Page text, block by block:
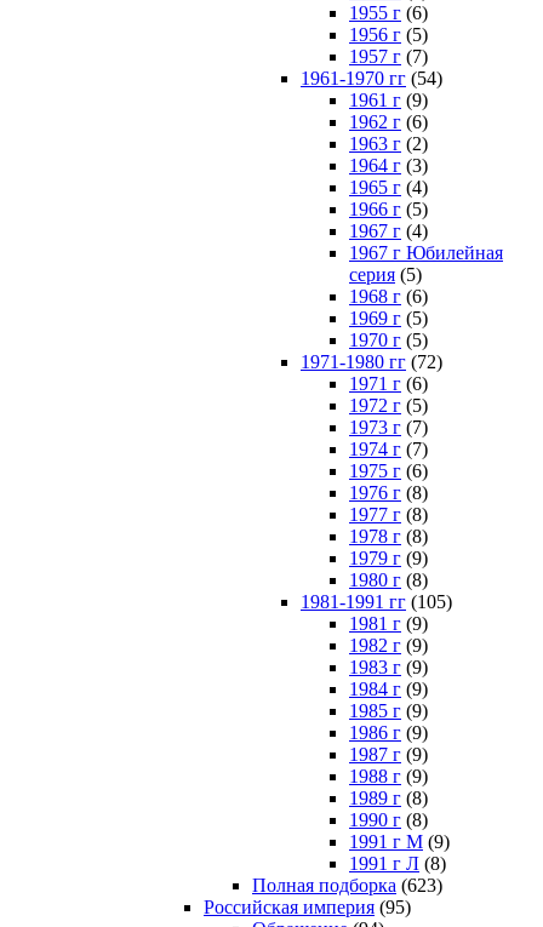
1955 г (6)
1956 г (5)
1957 г (7)
1961-1970 гг (54)
1961 г (9)
1962 г (6)
1963 г (2)
1964 г (3)
1965 г (4)
1966 г (5)
1967 г (4)
1967 г Юбилейная
серия (5)
1968 г (6)
1969 г (5)
1970 г (5)
1971-1980 гг (72)
1971 г (6)
1972 г (5)
1973 г (7)
1974 г (7)
1975 г (6)
1976 г (8)
1977 г (8)
1978 г (8)
1979 г (9)
1980 г (8)
1981-1991 гг (105)
1981 г (9)
1982 г (9)
1983 г (9)
1984 г (9)
1985 г (9)
1986 г (9)
1987 г (9)
1988 г (9)
1989 г (8)
1990 г (8)
1991 г М (9)
1991 г Л (8)
Полная подборка (623)
Российская империя (95)